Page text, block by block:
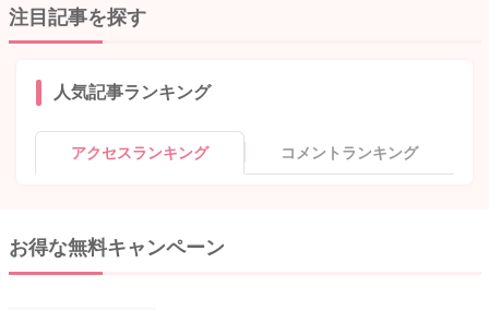
注目記事を探す
人気記事ランキング
アクセスランキング コメントランキング
お得な無料キャンペーン